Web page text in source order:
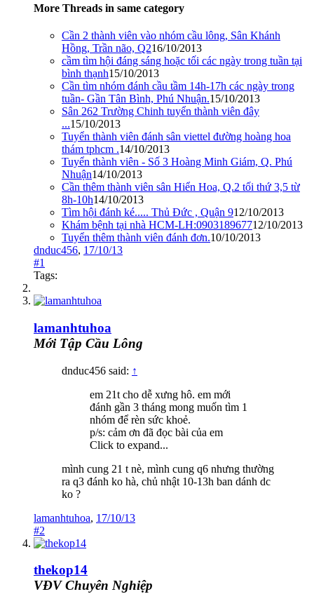
More Threads in same category
Cần 2 thành viên vào nhóm cầu lông, Sân Khánh
Hồng, Trần não, Q216/10/2013
cầm tìm hội đáng sáng hoặc tối các ngày trong tuần tại
bình thạnh15/10/2013
Cần tìm nhóm đánh cầu tầm 14h-17h các ngày trong
tuần- Gần Tân Bình, Phú Nhuận.15/10/2013
Sân 262 Trường Chinh tuyển thành viên đây
...15/10/2013
Tuyển thành viên đánh sân viettel đường hoàng hoa
thám tphcm .14/10/2013
Tuyển thành viên - Số 3 Hoàng Minh Giám, Q. Phú
Nhuận14/10/2013
Cần thêm thành viên sân Hiển Hoa, Q.2 tối thứ 3,5 từ
8h-10h14/10/2013
Tìm hội đánh ké..... Thủ Đức , Quận 912/10/2013
Khám bệnh tại nhà HCM-LH:090318967712/10/2013
Tuyển thêm thành viên đánh đơn.10/10/2013
dnduc456, 17/10/13
#1
Tags:
lamanhtuhoa
Mới Tập Cầu Lông
dnduc456 said: ↑
em 21t cho dễ xưng hô. em mới
đánh gần 3 tháng mong muốn tìm 1
nhóm để rèn sức khoẻ.
p/s: cảm ơn đã đọc bài của em
Click to expand...
mình cung 21 t nè, mình cung q6 nhưng thường
ra q3 đánh ko hà, chủ nhật 10-13h ban dánh dc
ko ?
lamanhtuhoa, 17/10/13
#2
thekop14
VĐV Chuyên Nghiệp